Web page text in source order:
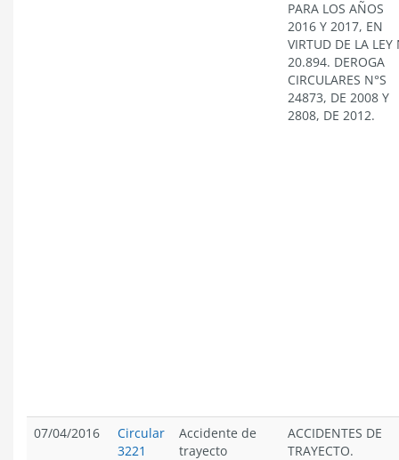
PARA LOS AÑOS
2016 Y 2017, EN
VIRTUD DE LA LEY
20.894. DEROGA
CIRCULARES N°S
24873, DE 2008 Y
2808, DE 2012.
07/04/2016
Circular
3221
Accidente de
trayecto
ACCIDENTES DE
TRAYECTO.